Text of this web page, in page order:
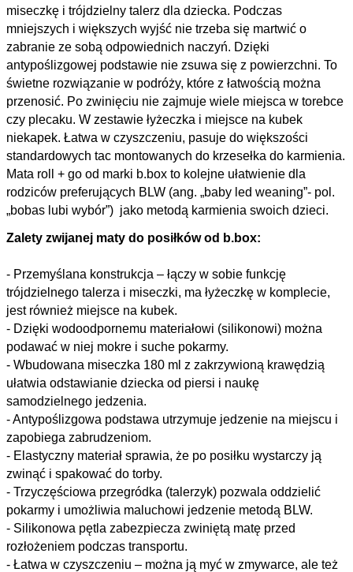
miseczkę i trójdzielny talerz dla dziecka. Podczas
mniejszych i większych wyjść nie trzeba się martwić o
zabranie ze sobą odpowiednich naczyń. Dzięki
antypoślizgowej podstawie nie zsuwa się z powierzchni. To
świetne rozwiązanie w podróży, które z łatwością można
przenosić. Po zwinięciu nie zajmuje wiele miejsca w torebce
czy plecaku. W zestawie łyżeczka i miejsce na kubek
niekapek. Łatwa w czyszczeniu, pasuje do większości
standardowych tac montowanych do krzesełka do karmienia.
Mata roll + go od marki b.box to kolejne ułatwienie dla
rodziców preferujących BLW (ang. „baby led weaning”- pol.
„bobas lubi wybór”) jako metodą karmienia swoich dzieci.
Zalety zwijanej maty do posiłków od b.box:
- Przemyślana konstrukcja – łączy w sobie funkcję
trójdzielnego talerza i miseczki, ma łyżeczkę w komplecie,
jest również miejsce na kubek.
- Dzięki wodoodpornemu materiałowi (silikonowi) można
podawać w niej mokre i suche pokarmy.
- Wbudowana miseczka 180 ml z zakrzywioną krawędzią
ułatwia odstawianie dziecka od piersi i naukę
samodzielnego jedzenia.
- Antypoślizgowa podstawa utrzymuje jedzenie na miejscu i
zapobiega zabrudzeniom.
- Elastyczny materiał sprawia, że po posiłku wystarczy ją
zwinąć i spakować do torby.
- Trzyczęściowa przegródka (talerzyk) pozwala oddzielić
pokarmy i umożliwia maluchowi jedzenie metodą BLW.
- Silikonowa pętla zabezpiecza zwiniętą matę przed
rozłożeniem podczas transportu.
- Łatwa w czyszczeniu – można ją myć w zmywarce, ale też